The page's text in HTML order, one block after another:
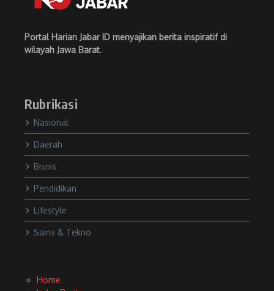
Portal Harian Jabar ID menyajikan berita inspiratif di
wilayah Jawa Barat.
Rubrikasi
Nasional
Daerah
Bisnis
Pendidikan
Lifestyle
Sains & Tekno
Home